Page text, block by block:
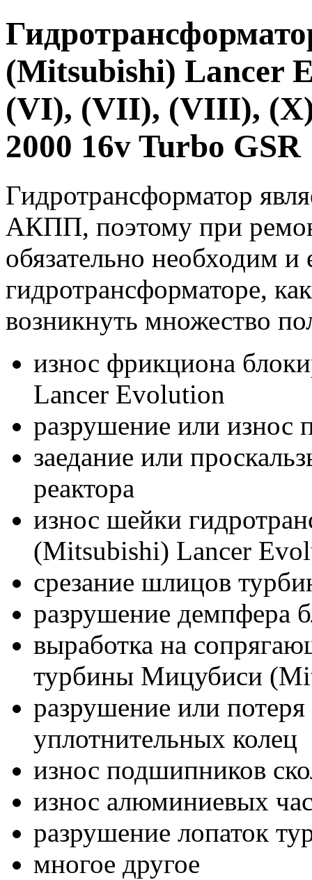
(Mitsubishi) Lancer
(VI), (VII), (VIII), (X)
2000 16v Turbo GSR
Гидротрансформатор
АКПП, поэтому при
обязательно необходим и
гидротрансформаторе,
возникнуть множество
износ фрикциона
Lancer Evolution
разрушение или износ
заедание или
реактора
износ шейки
(Mitsubishi) Lancer
срезание шлицов
разрушение демпфера
выработка на
турбины Мицубиси
разрушение или
уплотнительных колец
износ подшипников
износ алюминиевых
разрушение лопаток
многое другое